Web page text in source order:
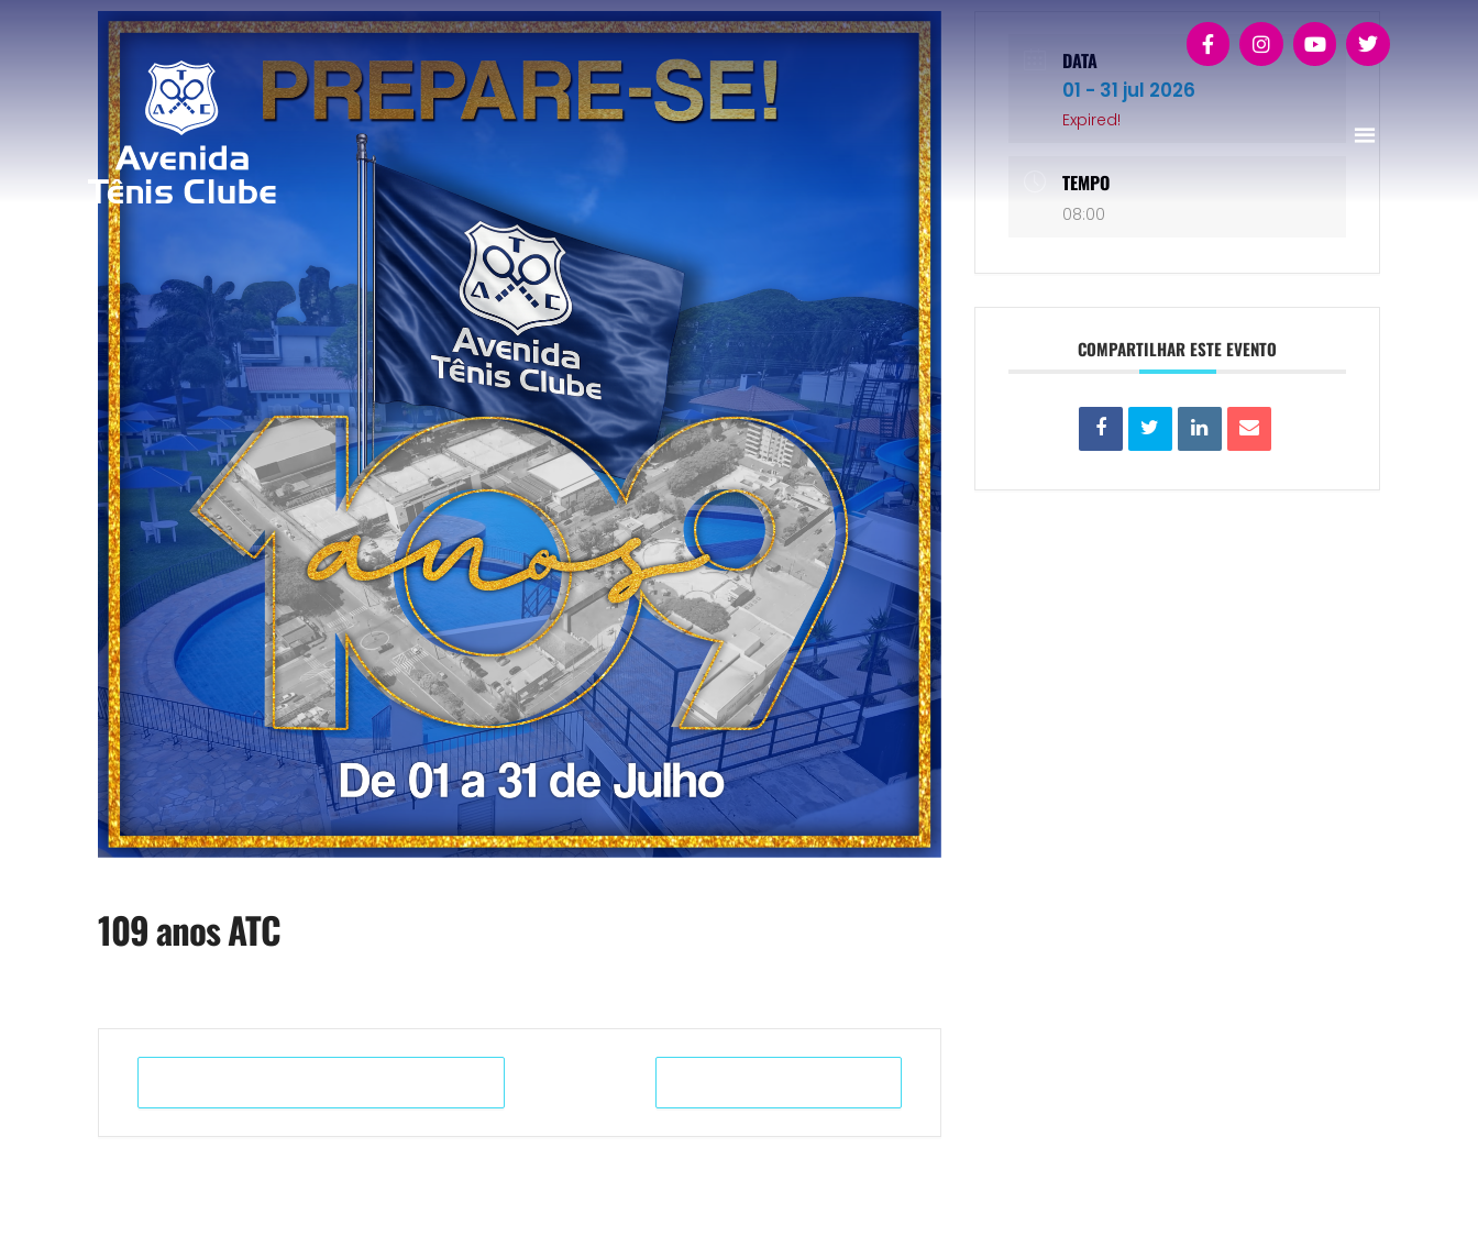
109 anos ATC
DATA
01 - 31 jul 2026
Expired!
TEMPO
08:00
COMPARTILHAR ESTE EVENTO